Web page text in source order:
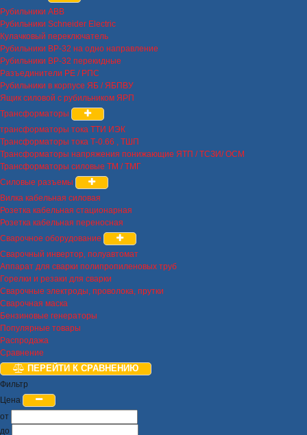
Рубильники ABB
Рубильники Schneider Electric
Кулачковый переключатель
Рубильники ВР-32 на одно направление
Рубильники ВР-32 перекидные
Разъединители РЕ / РПС
Рубильники в корпусе ЯБ / ЯБПВУ
Ящик силовой с рубильником ЯРП
Трансформаторы
трансформаторы тока ТТИ ИЭК
Трансформаторы тока Т-0.66 , ТШП
Трансформаторы напряжения понижающие ЯТП / ТСЗИ/ ОСМ
Трансформаторы силовые ТМ / ТМГ
Силовые разъемы
Вилка кабельная силовая
Розетка кабельная стационарная
Розетка кабельная переносная
Сварочное оборудование
Сварочный инвертор, полуавтомат
Аппарат для сварки полипропиленовых труб
Горелки и резаки для сварки
Сварочные электроды, проволока, прутки
Сварочная маска
Бензиновые генераторы
Популярные товары
Распродажа
Сравнение
ПЕРЕЙТИ К СРАВНЕНИЮ
Фильтр
Цена
от
до